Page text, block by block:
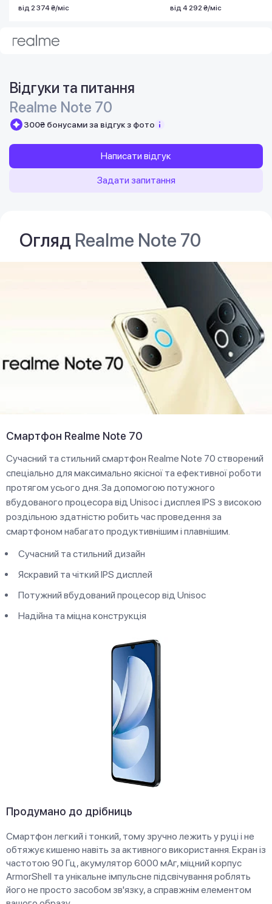
від 2 374 ₴/міс
від 4 292 ₴/міс
Відгуки та питання
Realme Note 70
300₴ бонусами за відгук з фото
Написати відгук
Задати запитання
Огляд Realme Note 70
Смартфон Realme Note 70
Сучасний та стильний смартфон Realme Note 70 створений
спеціально для максимально якісної та ефективної роботи
протягом усього дня. За допомогою потужного
вбудованого процесора від Unisoc і дисплея IPS з високою
роздільною здатністю робить час проведення за
смартфоном набагато продуктивнішим і плавнішим.
Сучасний та стильний дизайн
Яскравий та чіткий IPS дисплей
Потужний вбудований процесор від Unisoc
Надійна та міцна конструкція
Продумано до дрібниць
Смартфон легкий і тонкий, тому зручно лежить у руці і не
обтяжує кишеню навіть за активного використання. Екран із
частотою 90 Гц, акумулятор 6000 мАг, міцний корпус
ArmorShell та унікальне імпульсне підсвічування роблять
його не просто засобом зв'язку, а справжнім елементом